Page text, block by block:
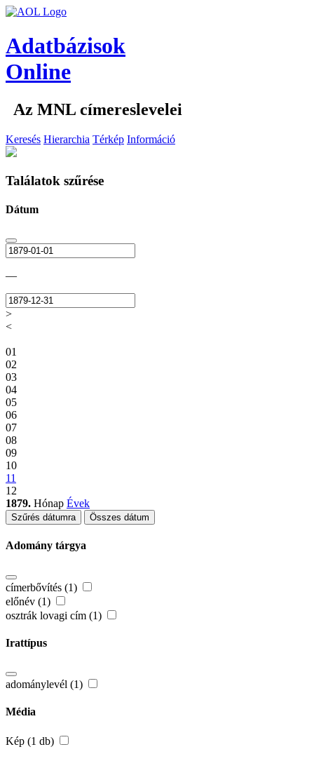
Adatbázisok
Online
Az MNL címereslevelei
Keresés Hierarchia Térkép Információ
Találatok szűrése
Dátum
—
>
<
01
02
03
04
05
06
07
08
09
10
11
12
1879. Hónap Évek
Szűrés dátumra Összes dátum
Adomány tárgya
címerbővítés (1)
előnév (1)
osztrák lovagi cím (1)
Irattípus
adománylevél (1)
Média
Kép (1 db)